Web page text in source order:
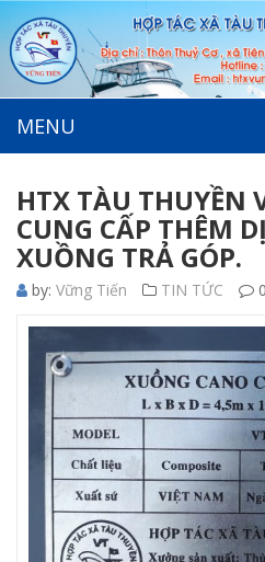
MENU
HTX TÀU THUYỀN
CUNG CẤP THÊM
XUỒNG TRẢ GÓP.
by: Vững Tiến TIN TỨC 0